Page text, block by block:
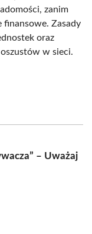
zanim
finansowe. Zasady
oraz
w sieci.
– Uważaj